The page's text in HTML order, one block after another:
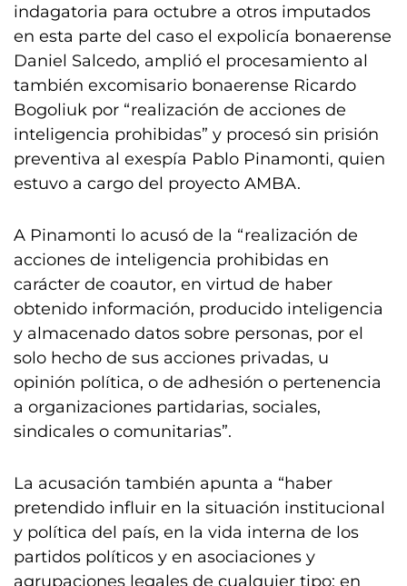
indagatoria para octubre a otros imputados
en esta parte del caso el expolicía bonaerense
Daniel Salcedo, amplió el procesamiento al
también excomisario bonaerense Ricardo
Bogoliuk por “realización de acciones de
inteligencia prohibidas” y procesó sin prisión
preventiva al exespía Pablo Pinamonti, quien
estuvo a cargo del proyecto AMBA.
A Pinamonti lo acusó de la “realización de
acciones de inteligencia prohibidas en
carácter de coautor, en virtud de haber
obtenido información, producido inteligencia
y almacenado datos sobre personas, por el
solo hecho de sus acciones privadas, u
opinión política, o de adhesión o pertenencia
a organizaciones partidarias, sociales,
sindicales o comunitarias”.
La acusación también apunta a “haber
pretendido influir en la situación institucional
y política del país, en la vida interna de los
partidos políticos y en asociaciones y
agrupaciones legales de cualquier tipo; en